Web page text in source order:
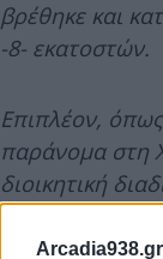
βρέθηκε και
-8- εκατοστών.
Επιπλέον,
παράνομα στη
διοικητική